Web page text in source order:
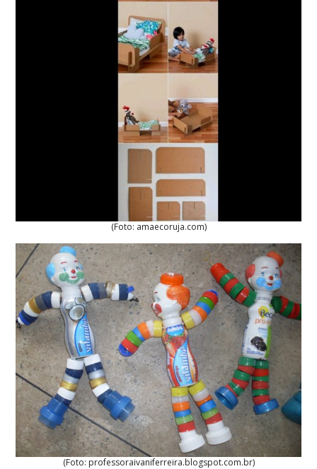
(Foto: amaecoruja.com)
(Foto: professoraivaniferreira.blogspot.com.br)